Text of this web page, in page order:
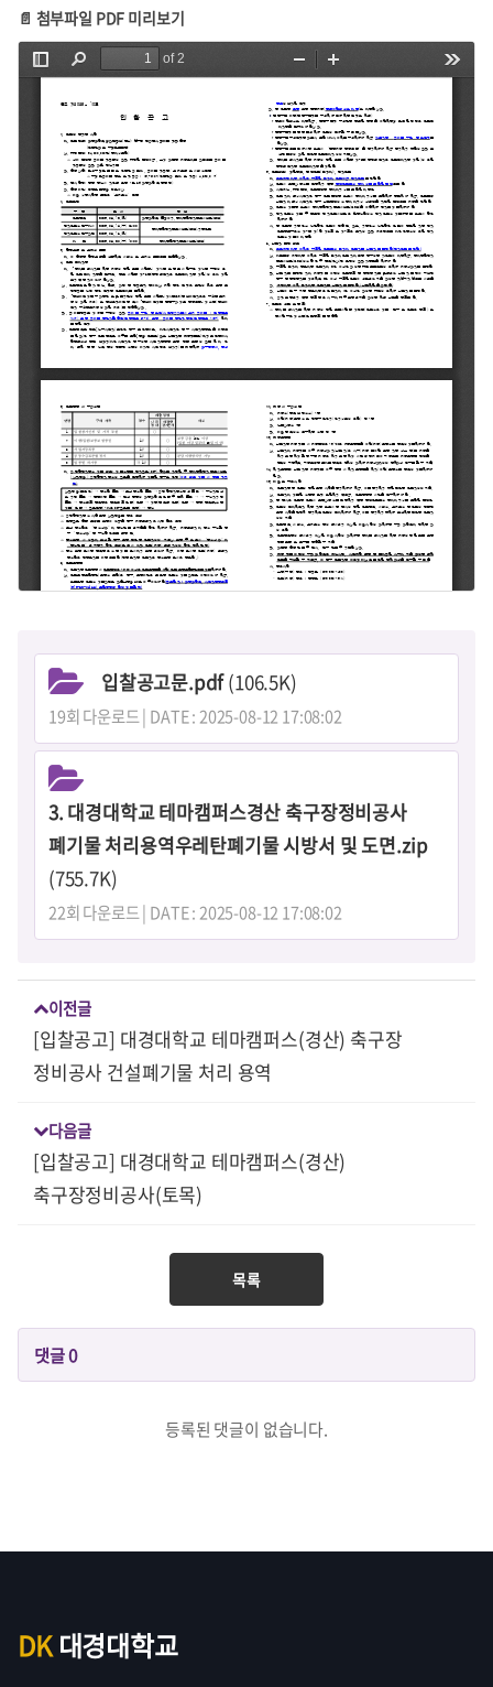
📄 첨부파일 PDF 미리보기
입찰공고문.pdf(106.5K)
19회 다운로드 | DATE : 2025-08-12 17:08:02
3. 대경대학교 테마캠퍼스경산 축구장정비공사
폐기물 처리용역우레탄폐기물 시방서 및 도면.zip
(755.7K)
22회 다운로드 | DATE : 2025-08-12 17:08:02
이전글
[입찰공고] 대경대학교 테마캠퍼스(경산) 축구장
정비공사 건설폐기물 처리 용역
다음글
[입찰공고] 대경대학교 테마캠퍼스(경산)
축구장정비공사(토목)
목록
댓글0
등록된 댓글이 없습니다.
DK대경대학교